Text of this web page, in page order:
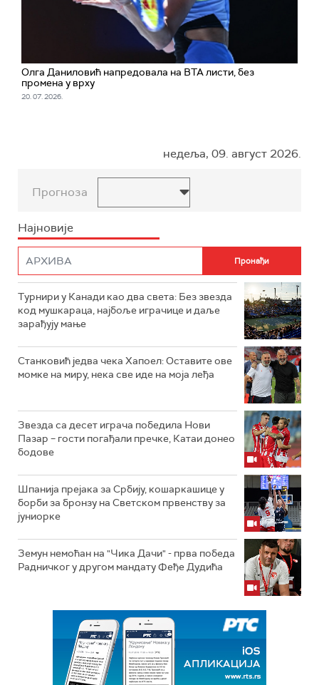
Олга Даниловић напредовала на ВТА листи, без
промена у врху
20. 07. 2026.
недеља, 09. август 2026.
Прогноза
Најновије
Турнири у Канади као два света: Без звезда
код мушкараца, најбоље играчице и даље
зарађују мање
Станковић једва чека Хапоел: Оставите ове
момке на миру, нека све иде на моја леђа
Звезда са десет играча победила Нови
Пазар – гости погађали пречке, Катаи донео
бодове
Шпанија прејакa за Србију, кошаркашице у
борби за бронзу на Светском првенству за
јуниорке
Земун немоћан на "Чика Дачи" - прва победа
Радничког у другом мандату Феђе Дудића